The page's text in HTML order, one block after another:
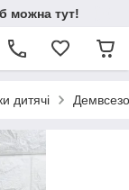
можна тут!
дитячі